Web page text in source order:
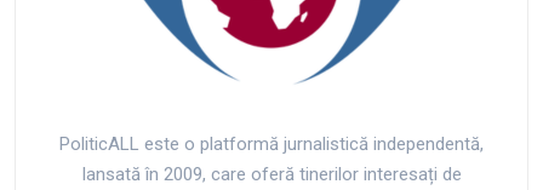
PoliticALL este o platformă jurnalistică independentă,
lansată în 2009, care oferă tinerilor interesați de